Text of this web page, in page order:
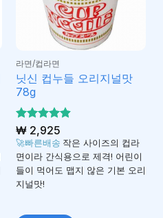
라면/컵라면
닛신 컵누들 오리지널맛
78g
5 중에서
4.87로 평
가됨
₩2,925
🚀빠른배송 작은 사이즈의 컵라
면이라 간식용으로 제격! 어린이
들이 먹어도 맵지 않은 기본 오리
지널맛!